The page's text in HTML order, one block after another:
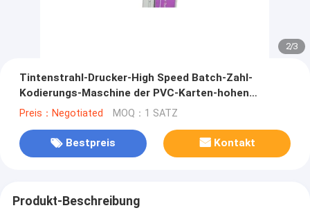
2/3
Tintenstrahl-Drucker-High Speed Batch-Zahl-
Kodierungs-Maschine der PVC-Karten-hohen
Auflösung
Preis：Negotiated MOQ：1 SATZ
Bestpreis Kontakt
Produkt-Beschreibung